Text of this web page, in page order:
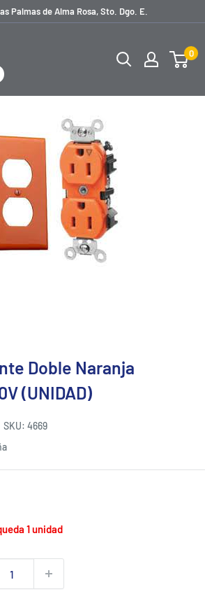
Palmas de Alma Rosa, Sto. Dgo. E.
0
Doble Naranja
(UNIDAD)
SKU: 4669
1 unidad